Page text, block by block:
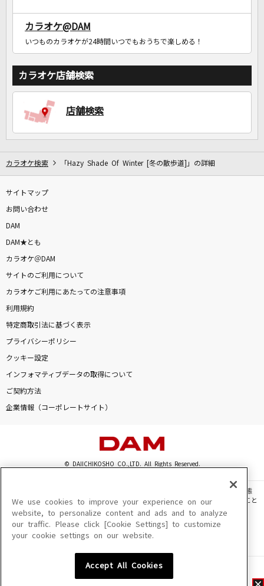
カラオケ@DAM
いつものカラオケが24時間いつでもおうちで楽しめる！
カラオケ店舗検索
店舗検索
カラオケ検索 「Hazy Shade Of Winter [冬の散歩道]」の詳細
サイトマップ
お問い合わせ
DAM
DAM★とも
カラオケ＠DAM
サイトのご利用について
カラオケご利用にあたっての注意事項
利用規約
特定商取引法に基づく表示
プライバシーポリシー
クッキー設定
インフォマティブデータの取得について
ご契約方法
企業情報（コーポレートサイト）
© DAIICHIKOSHO CO.,LTD. All Rights Reserved.
このサイトに掲載されている一切の文章・画像・写真・動画・音声等を、手段や形態
を問わず、著作権法の定める範囲を超えて無断で複製、転載、ファイル化などすること
を禁じます。
楽曲及びコンテンツは、機種によりご利用いただけない場合があります。
楽曲及びコンテンツの配信日、配信内容が変更になる場合があります。
We use cookies to improve your experience on our
website, to personalize content and ads and to analyze
our traffic. Please click [Cookie Settings] to customize
your cookie settings on our website.
Accept All Cookies